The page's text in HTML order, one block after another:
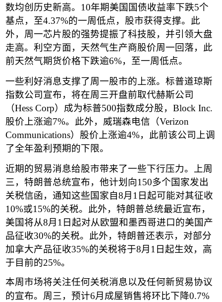
数均创历史新高。 10年期美国国债收益率下跌5个
基点，至4.37%的一周低点，股市获得支撑。此
外，周一芯片股的强势提振了科技股，并引领大盘
走高。利空方面，天然气生产商股价周一回落，此
前天然气期货价格下跌逾6%，至一周低点。
一些利好消息支撑了周一股市的上涨。标普道琼斯
指数公司宣布，将在周三开盘前取代赫斯公司
（Hess Corp）成为标普500指数成分股， Block Inc.
股价上涨逾7%。此外，威瑞森电信（Verizon
Communications）股价上涨逾4%，此前该公司上调
了全年盈利预期的下限。
近期的贸易消息给股市带来了一些下行压力。上周
三，特朗普总统宣布，他计划向150多个国家发出
关税信函，通知这些国家自8月 1 日起可能对其征收
10%或15%的关税。此外，特朗普总统最近宣布，
美国将从8月 1 日起对从欧盟和墨西哥进口的美国产
品征收30%的关税。此外，特朗普还表示，对部分
加拿大产品征收35%的关税将于8月 1 日起生效，高
于目前的25%。
本周市场将关注任何关税消息以及任何新贸易协议
的宣布。周三，预计6月成屋销售将环比下降0.7%